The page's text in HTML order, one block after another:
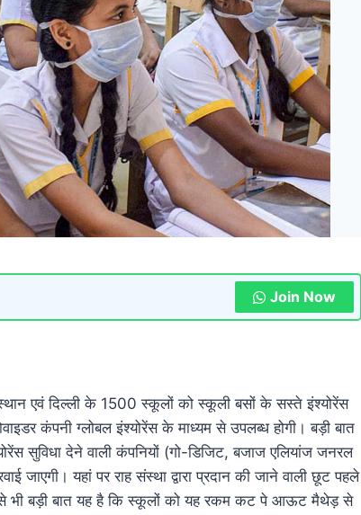
Join Now
एवं दिल्ली के 1500 स्कूलों को स्कूली बसों के सस्ते इंश्योरेंस
कंपनी ग्लोबल इंश्योरेंस के माध्यम से उपलब्ध होगी। बड़ी बात
सुविधा देने वाली कंपनियों (गो-डिजिट, बजाज एलियांज जनरल
जाएगी। यहां पर राह संस्था द्वारा प्रदान की जाने वाली छूट पहले
भी बड़ी बात यह है कि स्कूलों को यह रकम कट पे आऊट मैथेड़ से